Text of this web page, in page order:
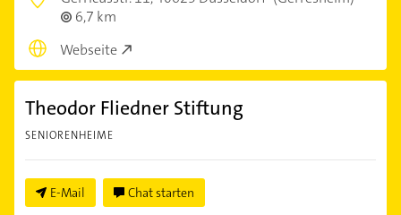
6,7 km
Webseite
Theodor Fliedner Stiftung
SENIORENHEIME
E-Mail Chat starten